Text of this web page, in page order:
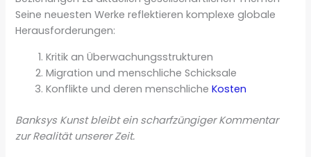
Seine neuesten Werke reflektieren komplexe globale
Herausforderungen:
Kritik an Überwachungsstrukturen
Migration und menschliche Schicksale
Konflikte und deren menschlicheKosten
Banksys Kunst bleibt ein scharfzüngiger Kommentar
zur Realität unserer Zeit.